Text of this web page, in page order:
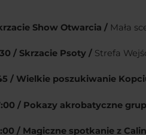
Show Otwarcia / Mała
/ Skrzacie Psoty / Strefa
/ Wielkie poszukiwanie
/ Pokazy akrobatyczne
/ Magiczne spotkanie z